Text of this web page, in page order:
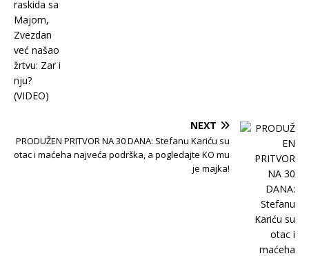
NEXT
PRODUŽEN PRITVOR NA 30 DANA: Stefanu Kariću su
otac i maćeha najveća podrška, a pogledajte KO mu
je majka!